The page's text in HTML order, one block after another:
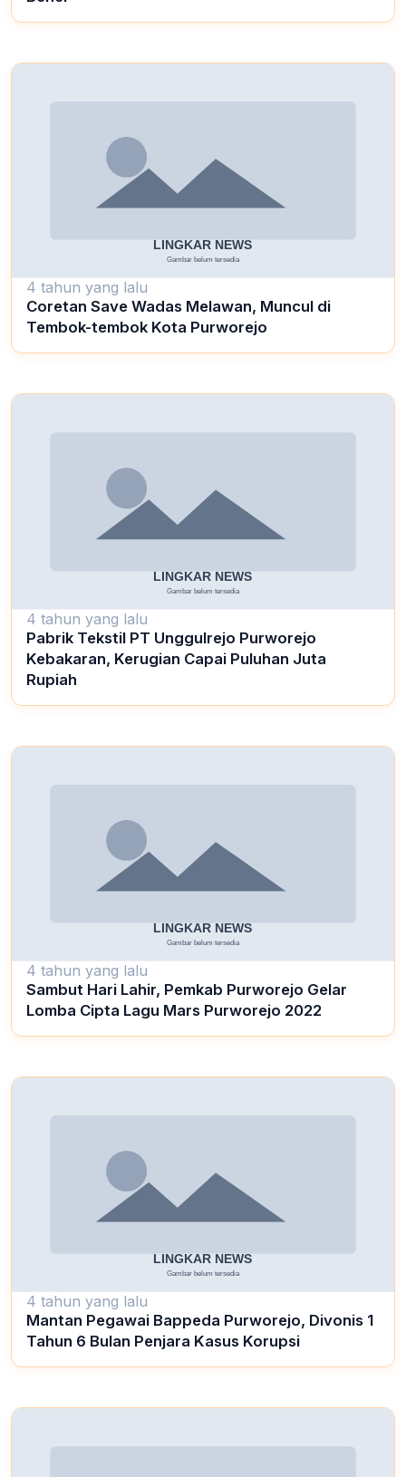
4 tahun yang lalu
Coretan Save Wadas Melawan, Muncul di
Tembok-tembok Kota Purworejo
4 tahun yang lalu
Pabrik Tekstil PT Unggulrejo Purworejo
Kebakaran, Kerugian Capai Puluhan Juta
Rupiah
4 tahun yang lalu
Sambut Hari Lahir, Pemkab Purworejo Gelar
Lomba Cipta Lagu Mars Purworejo 2022
4 tahun yang lalu
Mantan Pegawai Bappeda Purworejo, Divonis 1
Tahun 6 Bulan Penjara Kasus Korupsi